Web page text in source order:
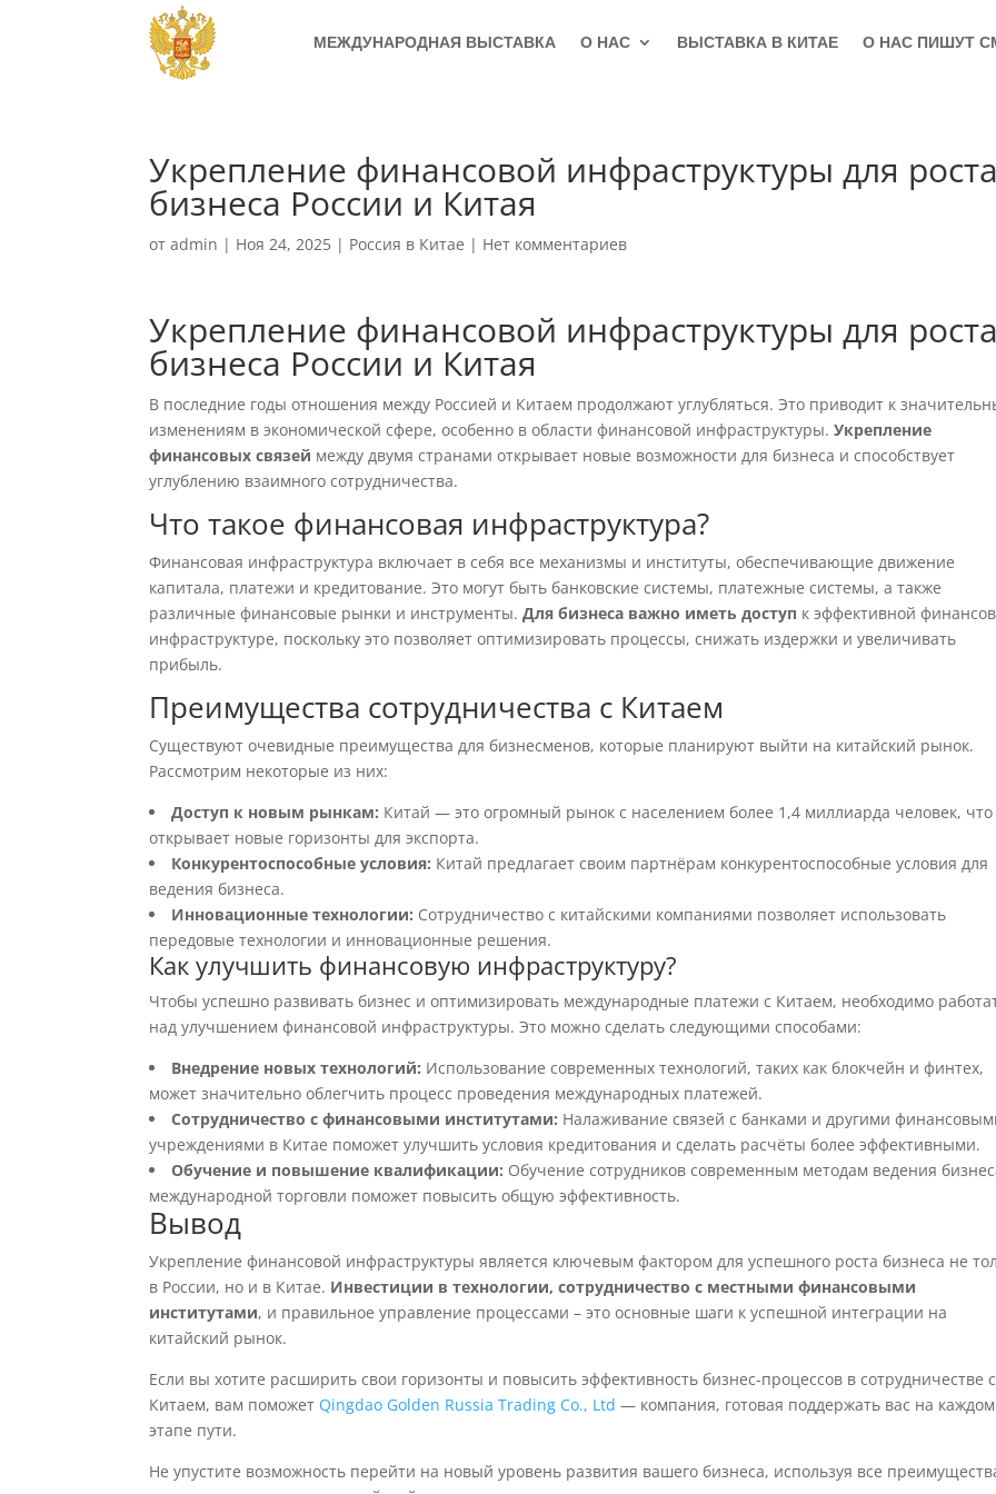
МЕЖДУНАРОДНАЯ ВЫСТАВКА О НАС ВЫСТАВКА В КИТАЕ О НАС ПИШУТ
Укрепление финансовой инфраструктуры для
бизнеса России и Китая
отadmin | Ноя 24, 2025 | Россия в Китае | Нет комментариев
Укрепление финансовой инфраструктуры для
бизнеса России и Китая
В последние годы отношения между Россией и Китаем продолжают углубляться. Это приводит к
изменениям в экономической сфере, особенно в области финансовой инфраструктуры.Укрепление
финансовых связей между двумя странами открывает новые возможности для бизнеса и способствует
углублению взаимного сотрудничества.
Что такое финансовая инфраструктура?
Финансовая инфраструктура включает в себя все механизмы и институты, обеспечивающие движение
капитала, платежи и кредитование. Это могут быть банковские системы, платежные системы, а также
различные финансовые рынки и инструменты.Для бизнеса важно иметь доступ к эффективной
инфраструктуре, поскольку это позволяет оптимизировать процессы, снижать издержки и увеличивать
прибыль.
Преимущества сотрудничества с Китаем
Существуют очевидные преимущества для бизнесменов, которые планируют выйти на китайский рынок.
Рассмотрим некоторые из них:
Доступ к новым рынкам: Китай — это огромный рынок с населением более 1,4 миллиарда человек, что
открывает новые горизонты для экспорта.
Конкурентоспособные условия: Китай предлагает своим партнёрам конкурентоспособные условия для
ведения бизнеса.
Инновационные технологии: Сотрудничество с китайскими компаниями позволяет использовать
передовые технологии и инновационные решения.
Как улучшить финансовую инфраструктуру?
Чтобы успешно развивать бизнес и оптимизировать международные платежи с Китаем, необходимо
над улучшением финансовой инфраструктуры. Это можно сделать следующими способами:
Внедрение новых технологий: Использование современных технологий, таких как блокчейн и финтех,
может значительно облегчить процесс проведения международных платежей.
Сотрудничество с финансовыми институтами: Налаживание связей с банками и другими
учреждениями в Китае поможет улучшить условия кредитования и сделать расчёты более эффективными.
Обучение и повышение квалификации: Обучение сотрудников современным методам ведения
международной торговли поможет повысить общую эффективность.
Вывод
Укрепление финансовой инфраструктуры является ключевым фактором для успешного роста бизнеса не
в России, но и в Китае. Инвестиции в технологии, сотрудничество с местными финансовыми
институтами, и правильное управление процессами – это основные шаги к успешной интеграции на
китайский рынок.
Если вы хотите расширить свои горизонты и повысить эффективность бизнес-процессов в сотрудничестве с
Китаем, вам поможет Qingdao Golden Russia Trading Co., Ltd — компания, готовая поддержать вас на каждом
этапе пути.
Не упустите возможность перейти на новый уровень развития вашего бизнеса, используя все